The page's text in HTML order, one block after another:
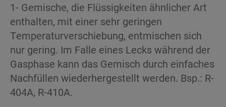
1- Gemische, die Flüssigkeiten ähnlicher Art
enthalten, mit einer sehr geringen
Temperaturverschiebung, entmischen sich
nur gering. Im Falle eines Lecks während der
Gasphase kann das Gemisch durch einfaches
Nachfüllen wiederhergestellt werden. Bsp.: R-
404A, R-410A.